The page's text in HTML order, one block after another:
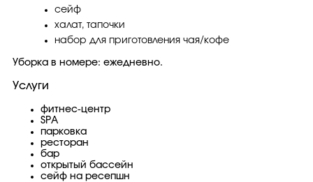
сейф
халат, тапочки
набор для приготовления чая/кофе
Уборка в номере: ежедневно.
Услуги
фитнес-центр
SPA
парковка
ресторан
бар
открытый бассейн
сейф на ресепшн